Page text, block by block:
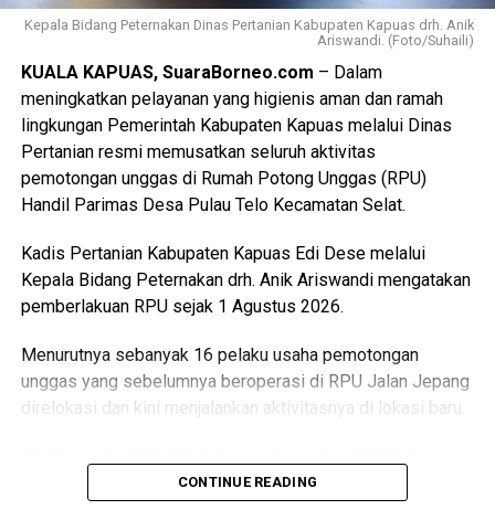
Kepala Bidang Peternakan Dinas Pertanian Kabupaten Kapuas drh. Anik
Ariswandi. (Foto/Suhaili)
KUALA KAPUAS, SuaraBorneo.com – Dalam
meningkatkan pelayanan yang higienis aman dan ramah
lingkungan Pemerintah Kabupaten Kapuas melalui Dinas
Pertanian resmi memusatkan seluruh aktivitas
pemotongan unggas di Rumah Potong Unggas (RPU)
Handil Parimas Desa Pulau Telo Kecamatan Selat.
Kadis Pertanian Kabupaten Kapuas Edi Dese melalui
Kepala Bidang Peternakan drh. Anik Ariswandi mengatakan
pemberlakuan RPU sejak 1 Agustus 2026.
Menurutnya sebanyak 16 pelaku usaha pemotongan
unggas yang sebelumnya beroperasi di RPU Jalan Jepang
direlokasi dan kini menjalankan aktivitasnya di lokasi baru.
kualitas pelayanan sekaligus menghadirkan fasilitas
CONTINUE READING